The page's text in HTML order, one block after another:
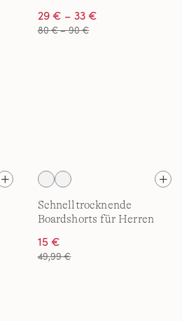
29 € – 33 €
80 € – 90 €
Schnelltrocknende
Boardshorts für Herren
15 €
49,99 €